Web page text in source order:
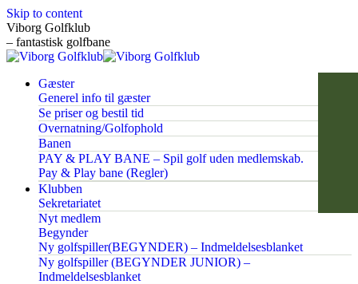
Skip to content
Viborg Golfklub
– fantastisk golfbane
Gæster
Generel info til gæster
Se priser og bestil tid
Overnatning/Golfophold
Banen
PAY & PLAY BANE – Spil golf uden medlemskab.
Pay & Play bane (Regler)
Klubben
Sekretariatet
Nyt medlem
Begynder
Ny golfspiller(BEGYNDER) – Indmeldelsesblanket
Ny golfspiller (BEGYNDER JUNIOR) –
Indmeldelsesblanket